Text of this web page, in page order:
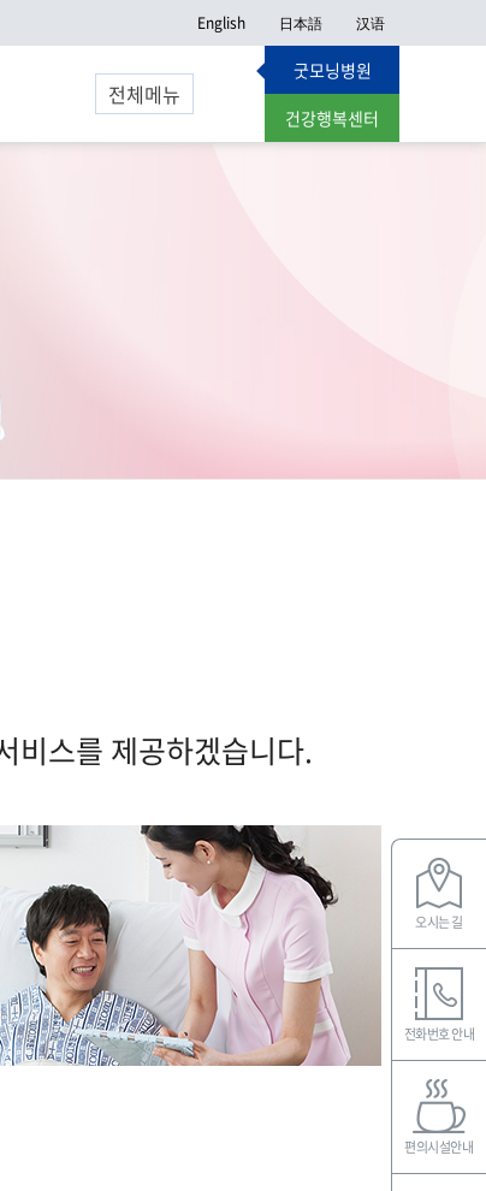
English 日本語 汉语
전체메뉴
굿모닝병원
건강행복센터
오시는 길
전화번호 안내
편의시설안내
비스를 제공하겠습니다.